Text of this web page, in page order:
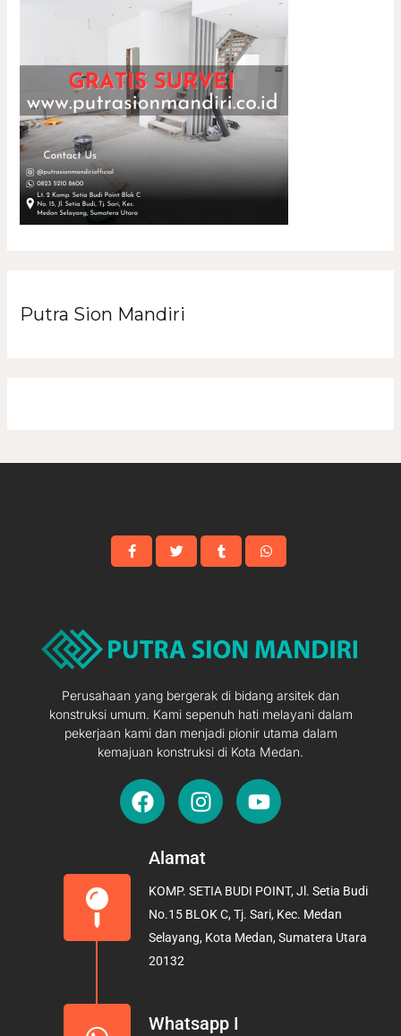
Putra Sion Mandiri
Perusahaan yang bergerak di bidang arsitek dan
konstruksi umum. Kami sepenuh hati melayani dalam
pekerjaan kami dan menjadi pionir utama dalam
kemajuan konstruksi di Kota Medan.
F
a
e
o
o
k
I
n
t
g
r
a
Y
o
b
e
Alamat
KOMP. SETIA BUDI POINT, Jl. Setia Budi
No.15 BLOK C, Tj. Sari, Kec. Medan
Selayang, Kota Medan, Sumatera Utara
20132
Whatsapp I